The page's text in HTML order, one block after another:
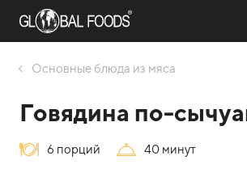
Оcновные блюда из мяса
Говядина по-
6 порций 40 минут